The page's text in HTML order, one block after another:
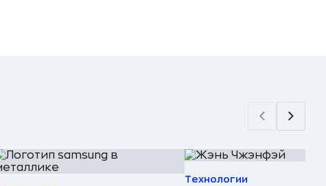
Технологии